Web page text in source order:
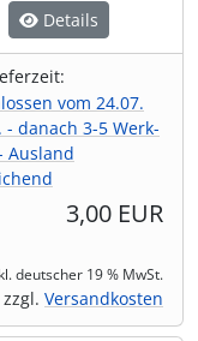
Details
vom 24.07.
- danach 3-5 Werk-
Ausland
3,00 EUR
deutscher 19 % MwSt.
zzgl. Versandkosten